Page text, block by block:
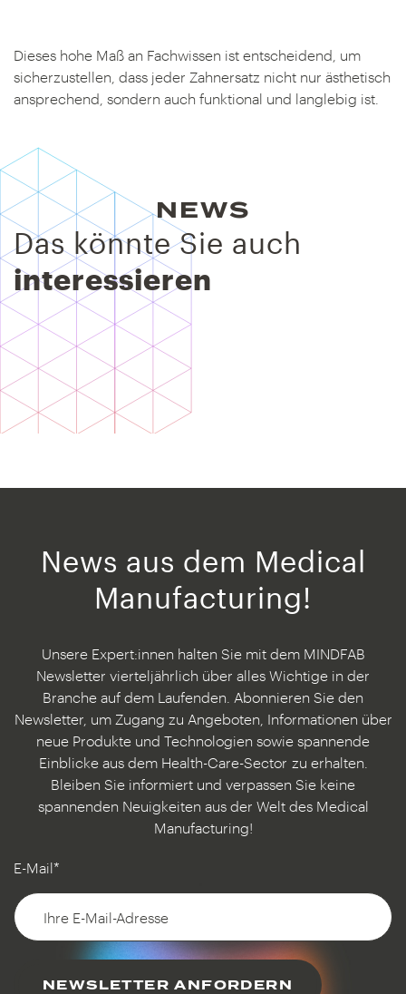
Dieses hohe Maß an Fachwissen ist entscheidend, um
sicherzustellen, dass jeder Zahnersatz nicht nur ästhetisch
ansprechend, sondern auch funktional und langlebig ist.
NEWS
Das könnte Sie auch
interessieren
News aus dem Medical
Manufacturing!
Unsere Expert:innen halten Sie mit dem MINDFAB
Newsletter vierteljährlich über alles Wichtige in der
Branche auf dem Laufenden. Abonnieren Sie den
Newsletter, um Zugang zu Angeboten, Informationen über
neue Produkte und Technologien sowie spannende
Einblicke aus dem Health-Care-Sector zu erhalten.
Bleiben Sie informiert und verpassen Sie keine
spannenden Neuigkeiten aus der Welt des Medical
Manufacturing!
E-Mail*
NEWSLETTER ANFORDERN